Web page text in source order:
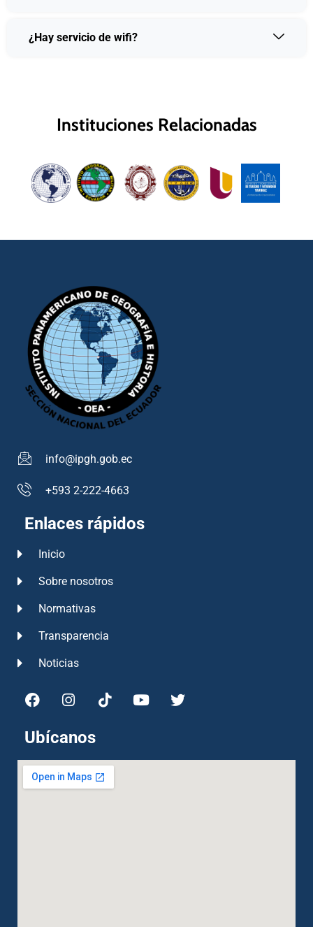
¿Hay servicio de wifi?
Instituciones Relacionadas
info@ipgh.gob.ec
+593 2-222-4663
Enlaces rápidos
Inicio
Sobre nosotros
Normativas
Transparencia
Noticias
Ubícanos